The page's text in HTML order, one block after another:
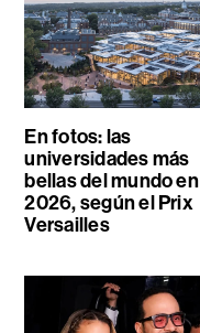
En fotos: las
universidades más
bellas del mundo en
2026, según el Prix
Versailles